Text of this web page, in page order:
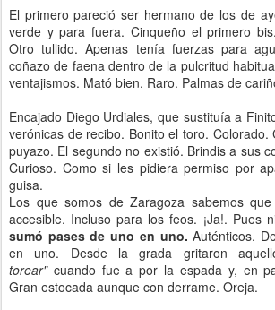
El primero pareció ser hermano de los de
verde y para fuera. Cinqueño el primero
Otro tullido. Apenas tenía fuerzas para
coñazo de faena dentro de la pulcritud
ventajismos. Mató bien. Raro. Palmas de
Encajado Diego Urdiales, que sustituía a
verónicas de recibo. Bonito el toro. Colorado.
puyazo. El segundo no existió. Brindis a sus
Curioso. Como si les pidiera permiso por
guisa.
Los que somos de Zaragoza sabemos
accesible. Incluso para los feos. ¡Ja!. Pues
sumó pases de uno en uno. Auténticos.
en uno. Desde la grada gritaron
torear"cuando fue a por la espada y, en
Gran estocada aunque con derrame. Oreja.